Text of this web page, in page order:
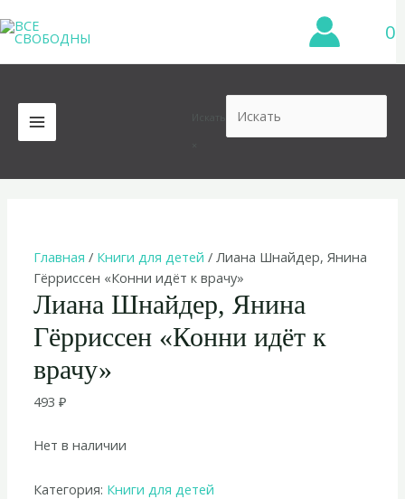
к
содержимому
0
MAIN
MENU
Главная / Книги для детей / Лиана Шнайдер, Янина
Гёрриссен «Конни идёт к врачу»
Лиана Шнайдер, Янина
Гёрриссен «Конни идёт к
врачу»
493₽
Нет в наличии
Категория: Книги для детей